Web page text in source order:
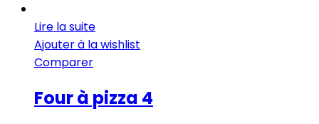
Lire la suite
Ajouter à la wishlist
Comparer
Four à pizza 4